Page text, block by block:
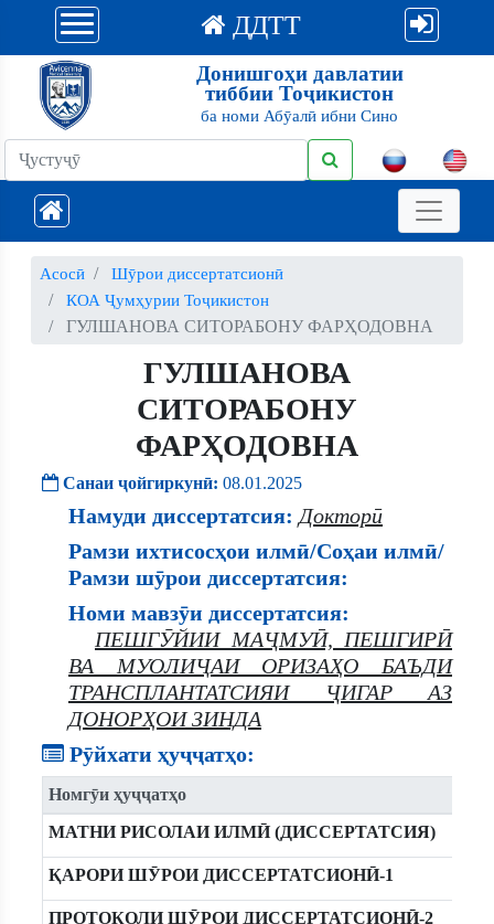
ДДТТ
Донишгоҳи давлатии
тиббии Тоҷикистон
ба номи Абӯалӣ ибни Сино
Асосӣ
Шӯрои диссертатсионӣ
КОА Ҷумҳурии Тоҷикистон
ГУЛШАНОВА СИТОРАБОНУ ФАРҲОДОВНА
ГУЛШАНОВА
СИТОРАБОНУ
ФАРҲОДОВНА
Санаи ҷойгиркунӣ: 08.01.2025
Намуди диссертатсия: Докторӣ
Рамзи ихтисосҳои илмӣ/Соҳаи илмӣ/
Рамзи шӯрои диссертатсия:
Номи мавзӯи диссертатсия:
ПЕШГӮЙИИ МАҶМУӢ, ПЕШГИРӢ
ВА МУОЛИҶАИ ОРИЗАҲО БАЪДИ
ТРАНСПЛАНТАТСИЯИ ҶИГАР АЗ
ДОНОРҲОИ ЗИНДА
Рӯйхати ҳуҷҷатҳо:
Номгӯи ҳуҷҷатҳо
МАТНИ РИСОЛАИ ИЛМӢ (ДИССЕРТАТСИЯ)
ҚАРОРИ ШӮРОИ ДИССЕРТАТСИОНӢ-1
ПРОТОКОЛИ ШӮРОИ ДИССЕРТАТСИОНӢ-2